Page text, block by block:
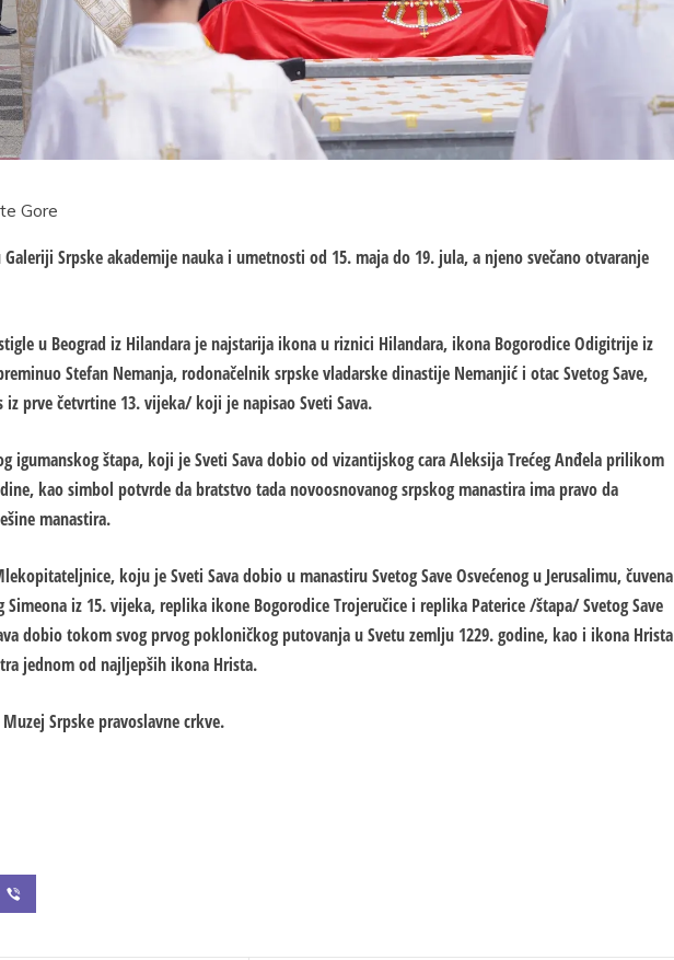
Gore
Srpske akademije nauka i umetnosti od 15. maja do 19. jula, a njeno svečano otvaranje
u Beograd iz Hilandara je najstarija ikona u riznici Hilandara, ikona Bogorodice Odigitrije iz
Stefan Nemanja, rodonačelnik srpske vladarske dinastije Nemanjić i otac Svetog Save,
prve četvrtine 13. vijeka/ koji je napisao Sveti Sava.
igumanskog štapa, koji je Sveti Sava dobio od vizantijskog cara Aleksija Trećeg Anđela prilikom
kao simbol potvrde da bratstvo tada novoosnovanog srpskog manastira ima pravo da
manastira.
koju je Sveti Sava dobio u manastiru Svetog Save Osvećenog u Jerusalimu, čuvena
Simeona iz 15. vijeka, replika ikone Bogorodice Trojeručice i replika Paterice /štapa/ Svetog Save
dobio tokom svog prvog pokloničkog putovanja u Svetu zemlju 1229. godine, kao i ikona Hrista
jednom od najljepših ikona Hrista.
Srpske pravoslavne crkve.